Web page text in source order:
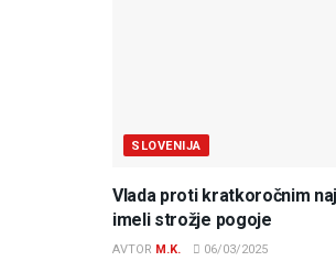
SLOVENIJA
Vlada proti kratkoročnim
imeli strožje pogoje
AVTOR M.K. 06/03/2025